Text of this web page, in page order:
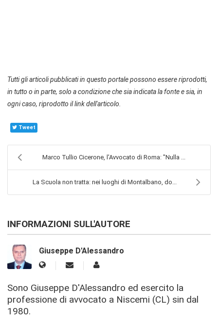
Tutti gli articoli pubblicati in questo portale possono essere riprodotti,
in tutto o in parte, solo a condizione che sia indicata la fonte e sia, in
ogni caso, riprodotto il link dell'articolo.
Tweet
Marco Tullio Cicerone, l'Avvocato di Roma: "Nulla ...
La Scuola non tratta: nei luoghi di Montalbano, do...
INFORMAZIONI SULL'AUTORE
Giuseppe D'Alessandro
Sono Giuseppe D'Alessandro ed esercito la
professione di avvocato a Niscemi (CL) sin dal
1980.